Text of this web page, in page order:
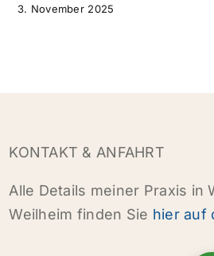
3. November 2025
KONTAKT & ANFAHRT
Alle Details meiner Praxis in
Weilheim finden Sie hier auf